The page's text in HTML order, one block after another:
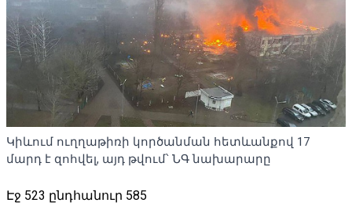
Կիևում ուղղաթիռի կործանման հետևանքով 17
մարդ է զոհվել, այդ թվում՝ ՆԳ նախարարը
Էջ 523 ընդհանուր 585